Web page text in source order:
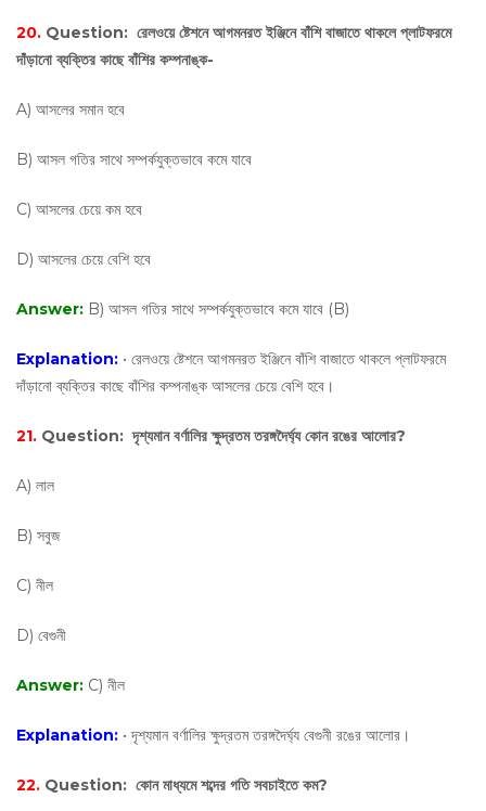
20. Question: রেলওয়ে ষ্টেশনে আগমনরত ইঞ্জিনে বাঁশি বাজাতে থাকলে প্লাটফরমে
দাঁড়ানো ব্যক্তির কাছে বাঁশির কম্পনাঙ্ক-
A) আসলের সমান হবে
B) আসল গতির সাথে সম্পর্কযুক্তভাবে কমে যাবে
C) আসলের চেয়ে কম হবে
D) আসলের চেয়ে বেশি হবে
Answer: B) আসল গতির সাথে সম্পর্কযুক্তভাবে কমে যাবে (B)
Explanation: • রেলওয়ে ষ্টেশনে আগমনরত ইঞ্জিনে বাঁশি বাজাতে থাকলে প্লাটফরমে
দাঁড়ানো ব্যক্তির কাছে বাঁশির কম্পনাঙ্ক আসলের চেয়ে বেশি হবে।
21. Question: দৃশ্যমান বর্ণালির ক্ষুদ্রতম তরঙ্গদৈর্ঘ্য কোন রঙের আলোর?
A) লাল
B) সবুজ
C) নীল
D) বেগুনী
Answer: C) নীল
Explanation: • দৃশ্যমান বর্ণালির ক্ষুদ্রতম তরঙ্গদৈর্ঘ্য বেগুনী রঙের আলোর।
22. Question: কোন মাধ্যমে শব্দের গতি সবচাইতে কম?